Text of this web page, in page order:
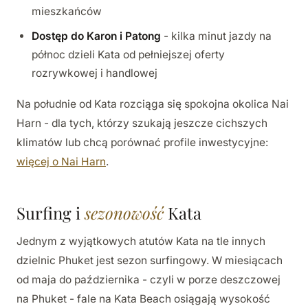
mieszkańców
Dostęp do Karon i Patong - kilka minut jazdy na
północ dzieli Kata od pełniejszej oferty
rozrywkowej i handlowej
Na południe od Kata rozciąga się spokojna okolica Nai
Harn - dla tych, którzy szukają jeszcze cichszych
klimatów lub chcą porównać profile inwestycyjne:
więcej o Nai Harn.
Surfing isezonowośćKata
Jednym z wyjątkowych atutów Kata na tle innych
dzielnic Phuket jest sezon surfingowy. W miesiącach
od maja do października - czyli w porze deszczowej
na Phuket - fale na Kata Beach osiągają wysokość